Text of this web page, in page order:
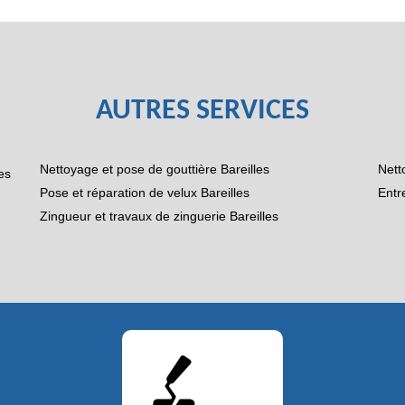
AUTRES SERVICES
Nettoyage et pose de gouttière Bareilles
Pose et réparation de velux Bareilles
Zingueur et travaux de zinguerie Bareilles